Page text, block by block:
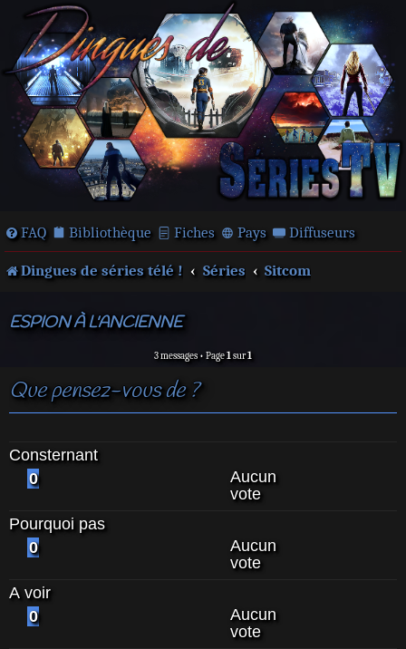
FAQ Bibliothèque Fiches Pays Diffuseurs
Dingues de séries télé ! Séries Sitcom
ESPION À L'ANCIENNE
3 messages • Page1sur1
Que pensez-vous de ?
Consternant
0
Aucun
vote
Pourquoi pas
0
Aucun
vote
A voir
0
Aucun
vote